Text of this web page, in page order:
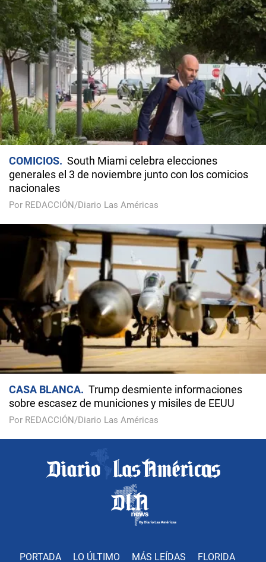
COMICIOS
South Miami celebra elecciones
generales el 3 de noviembre junto con los comicios
nacionales
Por REDACCIÓN/Diario Las Américas
CASA BLANCA
Trump desmiente informaciones
sobre escasez de municiones y misiles de EEUU
Por REDACCIÓN/Diario Las Américas
PORTADA LO ÚLTIMO MÁS LEÍDAS FLORIDA